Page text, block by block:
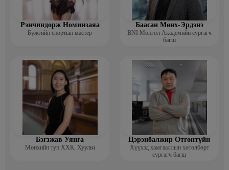
Рэнчиндорж Номинзаяа
Бүжгийн спортын мастер
Баасан Мөнх-Эрдэнэ
BNI Монгол Академийн сургагч
багш
Бэгзжав Уянга
Мөнхийн тун ХХК, Хуульч
Цэрэнбалжир Отгонтүйн
Хүүхэд хамгааллын хөтөлбөрт
сургагч багш